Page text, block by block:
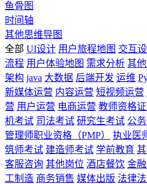
鱼骨图
时间轴
其他思维导图
全部 UI设计 用户旅程地图 交互
流程 用户体验地图 需求分析 其
架构 java 大数据 后端开发 运维
新媒体运营 内容运营 短视频运营
营 用户运营 电商运营 教师资格
机考试 司法考试 研究生考试 公
管理师职业资格（PMP）
执业医
筑师考试 建造师考试 学前教育
客服咨询 其他岗位 酒店餐饮 金
工制造 商务销售 媒体出版 法律